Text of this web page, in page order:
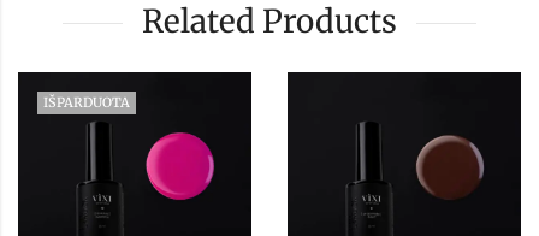
Related Products
IŠPARDUOTA